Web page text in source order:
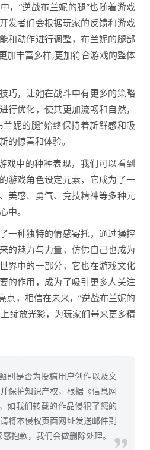
，“逆战布兰妮的腿”也随着游戏
发者们会根据玩家的反馈和游戏
和动作进行调整，布兰妮的腿部
加丰富多样,更加符合游戏的整体
巧，让她在战斗中有更多的策略
行优化，使其更加流畅和自然，
妮的腿”始终保持着新鲜感和吸
的惊喜和体验。
戏中的种种表现，我们可以看到
游戏角色设定元素，它成为了一
美感、勇气、竞技精神等多种元
中。
一种独特的情感寄托，通过操控
的魅力与力量，仿佛自己也成为
界中的一部分，它也在游戏文化
的作用，成为了吸引更多人关注
点，相信在未来，“逆战布兰妮的
绽放光彩，为玩家们带来更多精
别是否为投稿用户创作以及文
保护知识产权，根据《信息网
如我们转载的作品侵犯了您的
将本侵权页面网址发送邮件到
抱歉，我们会做删除处理。